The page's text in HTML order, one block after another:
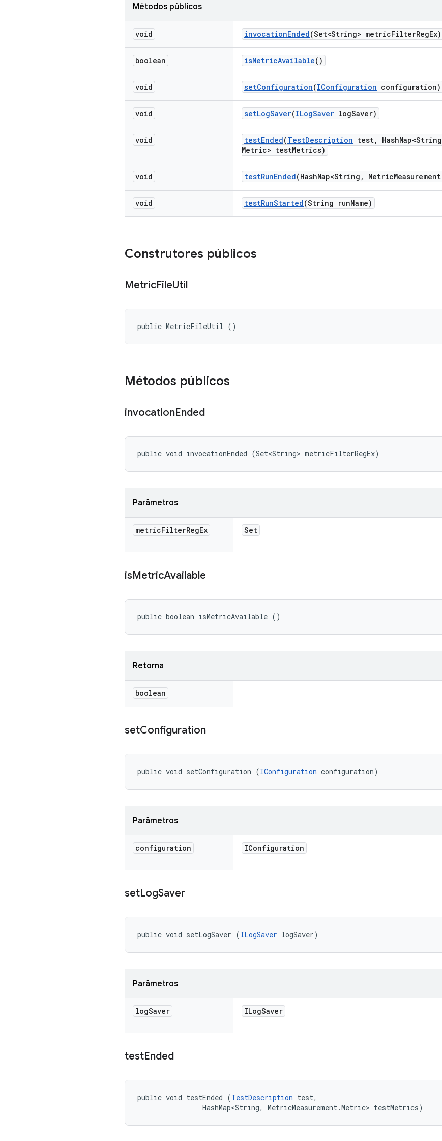
Métodos públicos
void invocationEnded(Set<String> metricFilterRegEx)
boolean isMetricAvailable()
void setConfiguration(IConfiguration configuration)
void setLogSaver(ILogSaver logSaver)
void testEnded(TestDescription test, HashMap<String
Metric> testMetrics)
void testRunEnded(HashMap<String , MetricMeasurement
void testRunStarted(String runName)
Construtores públicos
MetricFileUtil
public MetricFileUtil ()
Métodos públicos
invocationEnded
public void invocationEnded (Set<String> metricFilterRegEx)
Parâmetros
metricFilterRegEx Set
isMetricAvailable
public boolean isMetricAvailable ()
Retorna
boolean
setConfiguration
public void setConfiguration (IConfiguration configuration)
Parâmetros
configuration IConfiguration
setLogSaver
public void setLogSaver (ILogSaver logSaver)
Parâmetros
logSaver ILogSaver
testEnded
public void testEnded (TestDescription test,
                HashMap<String, MetricMeasurement.Metric> testMetrics)